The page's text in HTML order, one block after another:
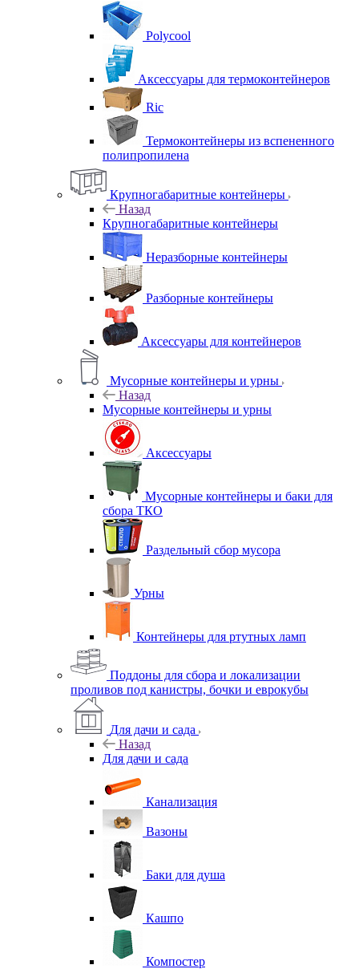
Polycool
Аксессуары для термоконтейнеров
Ric
Термоконтейнеры из вспененного
полипропилена
Крупногабаритные контейнеры
Назад
Крупногабаритные контейнеры
Неразборные контейнеры
Разборные контейнеры
Аксессуары для контейнеров
Мусорные контейнеры и урны
Назад
Мусорные контейнеры и урны
Аксессуары
Мусорные контейнеры и баки для
сбора ТКО
Раздельный сбор мусора
Урны
Контейнеры для ртутных ламп
Поддоны для сбора и локализации
проливов под канистры, бочки и еврокубы
Для дачи и сада
Назад
Для дачи и сада
Канализация
Вазоны
Баки для душа
Кашпо
Компостер